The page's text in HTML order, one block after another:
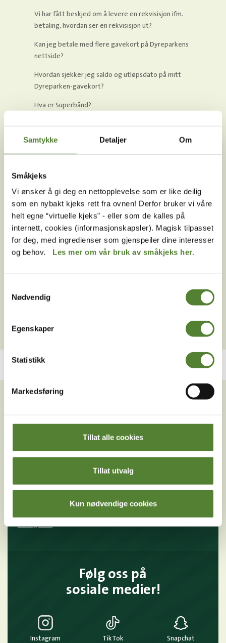
Samtykke Detaljer Om
Småkjeks
Vi ønsker å gi deg en nettopplevelse som er like deilig
som en nybakt kjeks rett fra ovnen! Derfor bruker vi våre
helt egne “virtuelle kjeks” - eller som de kalles på
internett, cookies (informasjonskapsler). Magisk tilpasset
for deg, med ingredienser som gjenspeiler dine interesser
og behov. Les mer om vår bruk av småkjeks her.
Nødvendig
Egenskaper
Statistikk
Markedsføring
Tillat alle cookies
Tillat utvalg
Kun nødvendige cookies
Vi har fått beskjed om å levere en rekvisisjon ifm.
betaling, hvordan ser en rekvisisjon ut?
Kan jeg betale med flere gavekort på Dyreparkens
nettside?
Hvordan sjekker jeg saldo og utløpsdato på mitt
Dyreparken-gavekort?
Hva er Superbånd?
nettsider, har jeg en aktiv bestilling?
Kan man betale med kontanter i Dyreparken?
Hvorfor får jeg feilmelding når jeg skal betale på
Kan jeg betale med faktura / utsette betalingen
ved kjøp på Dyreparkens nettside?
Jeg finner ikke igjen fakturaen min fra Dyreparken,
hvor kan jeg finne den?
nettside?
Kan jeg betale med gavekort i Dyreparken og på
VIL DU HA NYHETSBREV FRA
OSS?
unike tilbud og nyheter. Uten nyhetsbrev går du glipp
MELD MEG PÅ
betingelser.
Følg oss på
sosiale medier!
Instagram TikTok Snapchat